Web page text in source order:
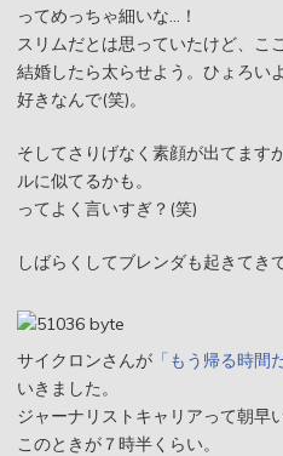
ってめっちゃ細いな…！
スリムだとは思っていたけど、こ
結婚したら太らせよう。ひょろい
好きなんで(笑)。
そしてさりげなく素顔が出てます
ルに似てるかも。
ってよく言いすぎ？(笑)
しばらくしてブレンダも起きてき
サイクロンさんが 「もう帰る時間
いきました。
ジャーナリストキャリアって朝早
このときが７時半くらい。